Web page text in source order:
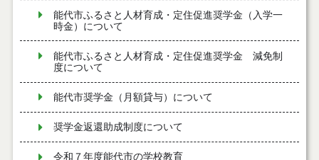
能代市ふるさと人材育成・定住促進奨学金（入学一
時金）について
能代市ふるさと人材育成・定住促進奨学金 減免制
度について
能代市奨学金（月額貸与）について
奨学金返還助成制度について
令和７年度能代市の学校教育